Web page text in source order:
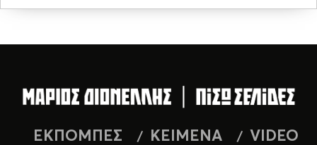
ΕΚΠΟΜΠΕΣ ΚΕΙΜΕΝΑ
VIDEO